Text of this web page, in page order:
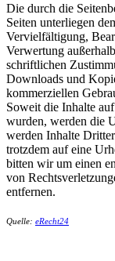
Die durch die
Seiten unterliegen
Vervielfältigung,
Verwertung
schriftlichen
Downloads und
kommerziellen
Soweit die Inhalte
wurden, werden die
werden Inhalte
trotzdem auf eine
bitten wir um einen
von
entfernen.
Quelle: eRecht24